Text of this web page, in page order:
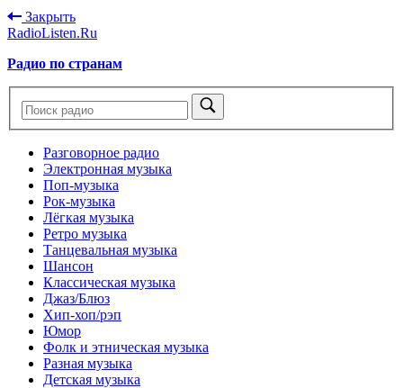
Закрыть
RadioListen.Ru
Радио по странам
Разговорное радио
Электронная музыка
Поп-музыка
Рок-музыка
Лёгкая музыка
Ретро музыка
Танцевальная музыка
Шансон
Классическая музыка
Джаз/Блюз
Хип-хоп/рэп
Юмор
Фолк и этническая музыка
Разная музыка
Детская музыка